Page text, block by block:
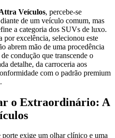
Veículos, percebe-se
de um veículo comum, mas
a categoria dos SUVs de luxo.
por excelência, selecionou este
abrem mão de uma procedência
condução que transcende o
detalhe, da carroceria aos
com o padrão premium
o Extraordinário: A
exige um olhar clínico e uma